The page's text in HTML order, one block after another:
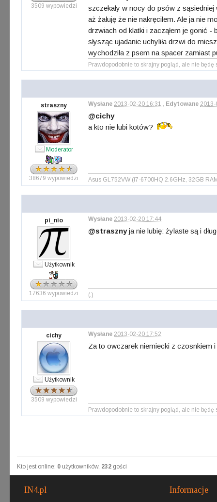
3509 wypowiedzi
szczekały w nocy do psów z sąsiedniej
aż żałuję że nie nakręciłem. Ale ja nie
drzwiach od klatki i zacząłem je gonić -
słysząc ujadanie uchyliła drzwi do
wychodziła z psem na spacer zamiast
Prawdopodobnie to skrajny pogląd, ale nie będę
straszny
Moderator
38679 wypowiedzi
Wysłane 2013-02-20 16:31 , Edytowane
@cichy
a kto nie lubi kotów?
Asus GL752VW (i7-6700HQ 2.6GHz, 32GB
pi_nio
Użytkownik
17636 wypowiedzi
Wysłane 2013-02-20 17:44
@strasznyja nie lubię: żylaste są i
(.)
cichy
Użytkownik
3509 wypowiedzi
Wysłane 2013-02-20 17:52
Za to owczarek niemiecki z czosnkiem
Prawdopodobnie to skrajny pogląd, ale nie będę
Kto jest online: 0 użytkowników, 232 gości
IN4.pl Informacje